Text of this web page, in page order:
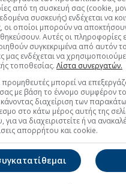
πρόσημο, απολύτως
από τη συσκευή σας (cookie,
συσκευής) ενδέχεται να
οποίοι μπορούν να
Αυτές οι πληροφορίες
συγκεκριμένα από αυτόν
μας ενδέχεται να
τοποθεσίας. Λίστα συνεργατών.
προμηθευτές μπορεί να
με βάση το έννομο συμφέρον
κάνοντας διαχείριση των
στο κάτω μέρος αυτής της
για να διαχειριστείτε ή να
απορρήτου και cookie.